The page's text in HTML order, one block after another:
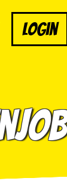
Login